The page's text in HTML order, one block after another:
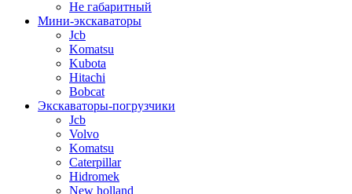
Не габаритный
Мини-экскаваторы
Jcb
Komatsu
Kubota
Hitachi
Bobcat
Экскаваторы-погрузчики
Jcb
Volvo
Komatsu
Caterpillar
Hidromek
New holland